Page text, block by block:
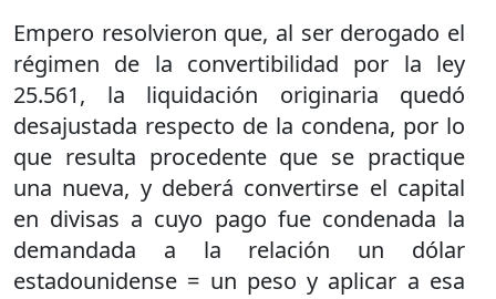
Empero resolvieron que, al ser derogado el
régimen de la convertibilidad por la ley
25.561, la liquidación originaria quedó
desajustada respecto de la condena, por lo
que resulta procedente que se practique
una nueva, y deberá convertirse el capital
en divisas a cuyo pago fue condenada la
demandada a la relación un dólar
estadounidense = un peso y aplicar a esa